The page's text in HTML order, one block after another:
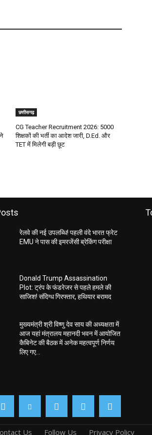
छत्तीसगढ़
CG Teacher Recruitment 2026: 5000
शिक्षकों की भर्ती का आदेश जारी, D.Ed. और
TET में मिलेगी बड़ी छूट
रेलवे की नई उपलब्धि! पहली वंदे भारत फ्रेट
EMU ने पास की इमरजेंसी ब्रेकिंग परीक्षा
Donald Trump Assassination
Plot: ट्रंप के फंडरेजर से पहले हमले की
साजिश! संदिग्ध गिरफ्तार, हथियार बरामद
मुख्यमंत्री श्री विष्णु देव साय की अध्यक्षता में
आज यहां मंत्रालय महानदी भवन में आयोजित
कैबिनेट की बैठक में अनेक महत्वपूर्ण निर्णय
लिए गए...
Us Follow Us Privacy Policy